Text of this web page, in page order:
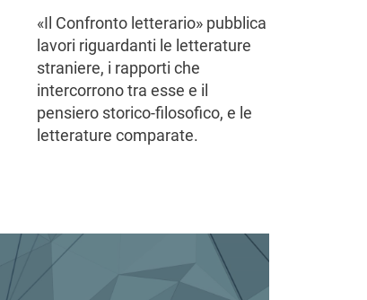
«Il Confronto letterario» pubblica
lavori riguardanti le letterature
straniere, i rapporti che
intercorrono tra esse e il
pensiero storico-filosofico, e le
letterature comparate.